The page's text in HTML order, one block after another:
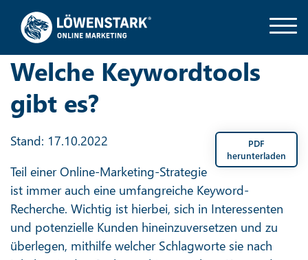
Welche Keywordtools
gibt es?
PDF
herunterladen
Stand: 17.10.2022
Teil einer Online-Marketing-Strategie
ist immer auch eine umfangreiche Keyword-
Recherche. Wichtig ist hierbei, sich in Interessenten
und potenzielle Kunden hineinzuversetzen und zu
überlegen, mithilfe welcher Schlagworte sie nach